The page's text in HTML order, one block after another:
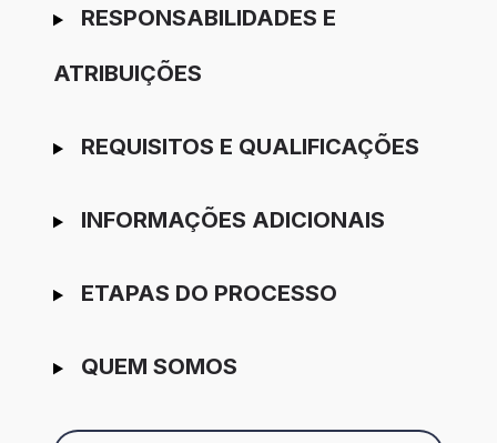
RESPONSABILIDADES E
ATRIBUIÇÕES
REQUISITOS E QUALIFICAÇÕES
INFORMAÇÕES ADICIONAIS
ETAPAS DO PROCESSO
QUEM SOMOS